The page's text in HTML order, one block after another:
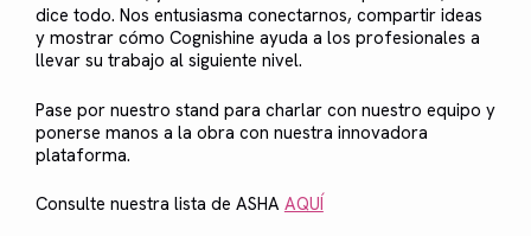
dice todo. Nos entusiasma conectarnos, compartir ideas
y mostrar cómo Cognishine ayuda a los profesionales a
llevar su trabajo al siguiente nivel.
Pase por nuestro stand para charlar con nuestro equipo y
ponerse manos a la obra con nuestra innovadora
plataforma.
Consulte nuestra lista de ASHA AQUÍ